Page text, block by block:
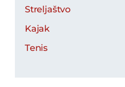
Streljaštvo
Kajak
Tenis